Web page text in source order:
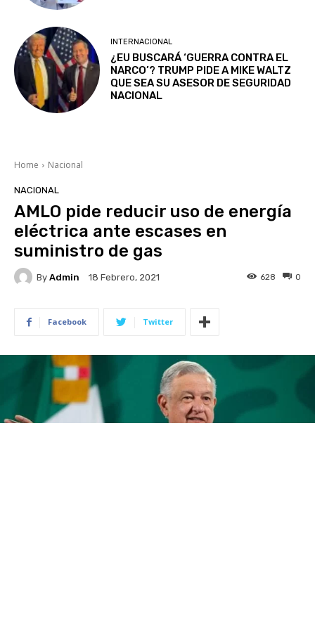
INTERNACIONAL
¿EU BUSCARÁ ‘GUERRA CONTRA EL
NARCO’? TRUMP PIDE A MIKE WALTZ
QUE SEA SU ASESOR DE SEGURIDAD
NACIONAL